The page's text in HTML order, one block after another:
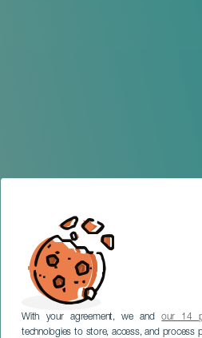
With your agreement, we andour 14
technologies to store, access, and process